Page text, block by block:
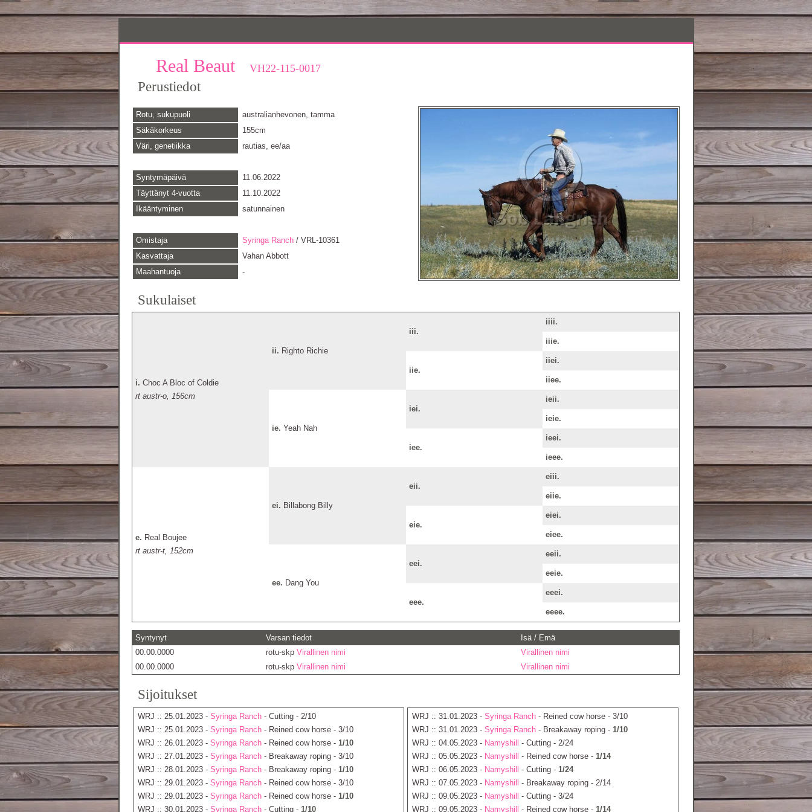
Real Beaut VH22-115-0017
Perustiedot
Rotu, sukupuoli
australianhevonen, tamma
Säkäkorkeus
155cm
Väri, genetiikka
rautias, ee/aa
Syntymäpäivä
11.06.2022
Täyttänyt 4-vuotta
11.10.2022
Ikääntyminen
satunnainen
Omistaja Syringa Ranch/ VRL-10361
Kasvattaja
Vahan Abbott
Maahantuoja
-
Sukulaiset
i. Choc A Bloc of Coldie
rt austr-o, 156cm
ii. Righto Richie
iii.
iiii.
iiie.
iie.
iiei.
iiee.
ie. Yeah Nah
iei.
ieii.
ieie.
iee.
ieei.
ieee.
e. Real Boujee
rt austr-t, 152cm
ei. Billabong Billy
eii.
eiii.
eiie.
eie.
eiei.
eiee.
ee. Dang You
eei.
eeii.
eeie.
eee.
eeei.
eeee.
Syntynyt Varsan tiedot
Isä / Emä
00.00.0000
rotu-skp Virallinen nimi
Virallinen nimi
00.00.0000
rotu-skp Virallinen nimi Virallinen nimi
Sijoitukset
WRJ :: 25.01.2023 - Syringa Ranch- Cutting - 2/10
WRJ :: 25.01.2023 - Syringa Ranch- Reined cow horse - 3/10
WRJ :: 26.01.2023 - Syringa Ranch- Reined cow horse - 1/10
WRJ :: 27.01.2023 - Syringa Ranch- Breakaway roping - 3/10
WRJ :: 28.01.2023 - Syringa Ranch- Breakaway roping - 1/10
WRJ :: 29.01.2023 - Syringa Ranch- Reined cow horse - 3/10
WRJ :: 29.01.2023 - Syringa Ranch- Reined cow horse - 1/10
WRJ :: 30.01.2023 - Syringa Ranch- Cutting - 1/10
WRJ :: 31.01.2023 - Syringa Ranch- Reined cow horse - 3/10
WRJ :: 31.01.2023 - Syringa Ranch- Breakaway roping - 1/10
WRJ :: 04.05.2023 - Namyshill
- Cutting - 2/24
WRJ :: 05.05.2023 - Namyshill - Reined cow horse - 1/14
WRJ :: 06.05.2023 - Namyshill - Cutting - 1/24
WRJ :: 07.05.2023 - Namyshill
- Breakaway roping - 2/14
WRJ :: 09.05.2023 - Namyshill
- Cutting - 3/24
WRJ :: 09.05.2023 - Namyshill - Reined cow horse - 1/14